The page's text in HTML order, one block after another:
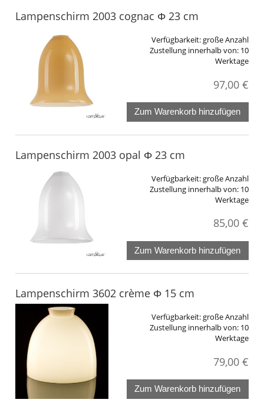
Lampenschirm 2003 cognac Φ 23 cm
Verfügbarkeit:große Anzahl
Zustellung innerhalb von: 10
Werktage
97,00 €
Zum Warenkorb hinzufügen
Lampenschirm 2003 opal Φ 23 cm
Verfügbarkeit:große Anzahl
Zustellung innerhalb von: 10
Werktage
85,00 €
Zum Warenkorb hinzufügen
Lampenschirm 3602 crème Φ 15 cm
Verfügbarkeit:große Anzahl
Zustellung innerhalb von: 10
Werktage
79,00 €
Zum Warenkorb hinzufügen